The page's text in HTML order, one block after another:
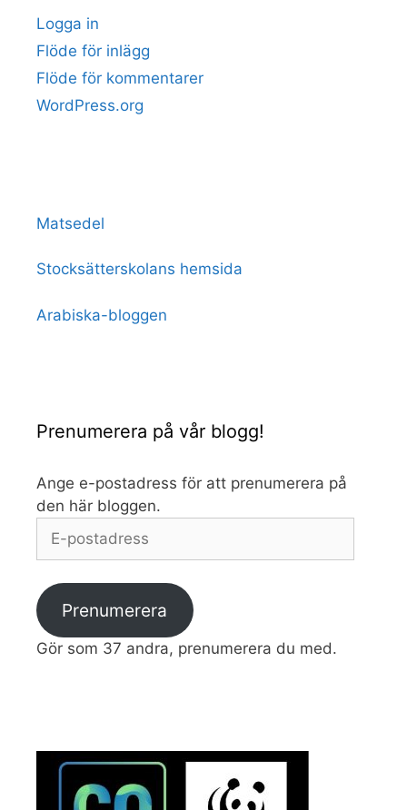
Logga in
Flöde för inlägg
Flöde för kommentarer
WordPress.org
Matsedel
Stocksätterskolans hemsida
Arabiska-bloggen
Prenumerera på vår blogg!
Ange e-postadress för att prenumerera på
den här bloggen.
postadress
Prenumerera
Gör som 37 andra, prenumerera du med.